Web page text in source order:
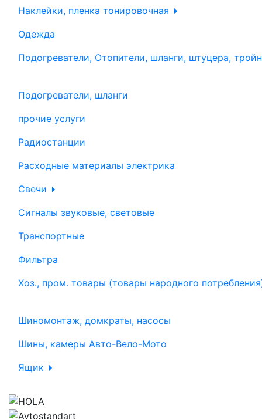
Наклейки, пленка тонировочная
Одежда
Подогреватели, Отопители, шланги, штуцера,
Подогреватели, шланги
прочие услуги
Радиостанции
Расходные материалы электрика
Свечи
Сигналы звуковые, световые
Транспортные
Фильтра
Хоз., пром. товары (товары народного
Шиномонтаж, домкраты, насосы
Шины, камеры Авто-Вело-Мото
Ящик